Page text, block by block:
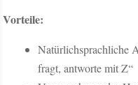
Vorteile:
Natürlichsprachliche
fragt, antworte mit Z“